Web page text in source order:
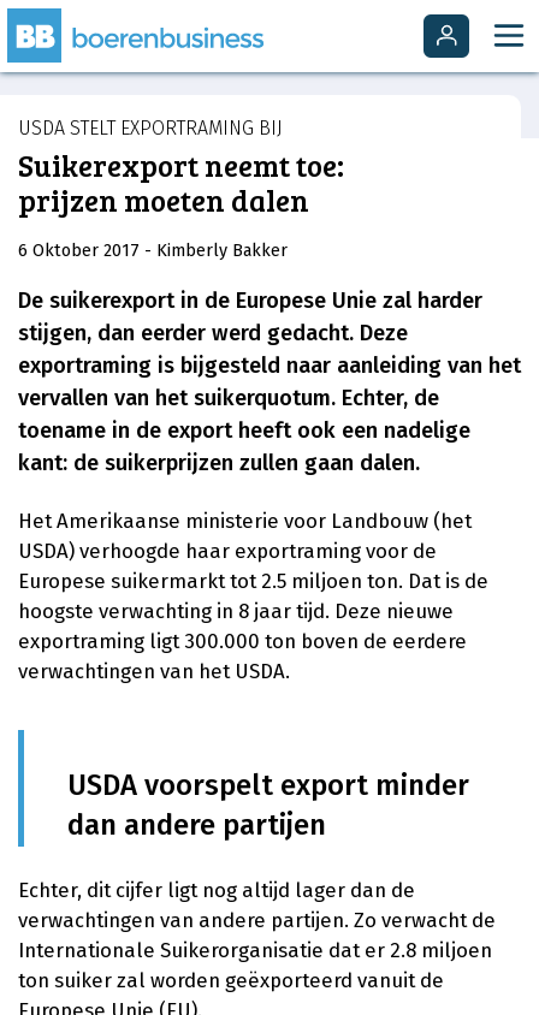
USDA STELT EXPORTRAMING BIJ
Suikerexport neemt toe:
prijzen moeten dalen
6 Oktober 2017 - Kimberly Bakker
De suikerexport in de Europese Unie zal harder
stijgen, dan eerder werd gedacht. Deze
exportraming is bijgesteld naar aanleiding van het
vervallen van het suikerquotum. Echter, de
toename in de export heeft ook een nadelige
kant: de suikerprijzen zullen gaan dalen.
Het Amerikaanse ministerie voor Landbouw (het
USDA) verhoogde haar exportraming voor de
Europese suikermarkt tot 2.5 miljoen ton. Dat is de
hoogste verwachting in 8 jaar tijd. Deze nieuwe
exportraming ligt 300.000 ton boven de eerdere
verwachtingen van het USDA.
USDA voorspelt export minder
dan andere partijen
Echter, dit cijfer ligt nog altijd lager dan de
verwachtingen van andere partijen. Zo verwacht de
Internationale Suikerorganisatie dat er 2.8 miljoen
ton suiker zal worden geëxporteerd vanuit de
Europese Unie (EU).